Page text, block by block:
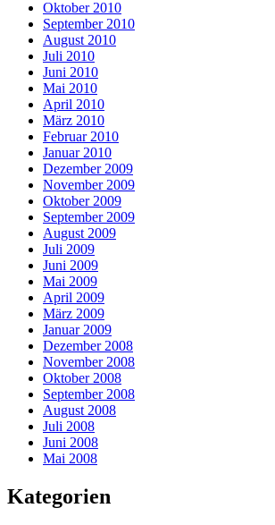
Oktober 2010
September 2010
August 2010
Juli 2010
Juni 2010
Mai 2010
April 2010
März 2010
Februar 2010
Januar 2010
Dezember 2009
November 2009
Oktober 2009
September 2009
August 2009
Juli 2009
Juni 2009
Mai 2009
April 2009
März 2009
Januar 2009
Dezember 2008
November 2008
Oktober 2008
September 2008
August 2008
Juli 2008
Juni 2008
Mai 2008
Kategorien